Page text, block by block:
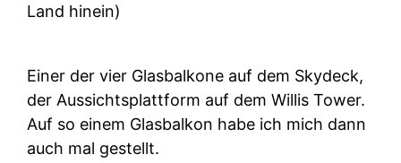
Land hinein)
Einer der vier Glasbalkone auf dem Skydeck,
der Aussichtsplattform auf dem Willis Tower.
Auf so einem Glasbalkon habe ich mich dann
auch mal gestellt.